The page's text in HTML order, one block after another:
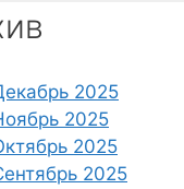
2025
2025
2025
2025